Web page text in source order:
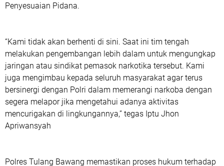
Penyesuaian Pidana.
“Kami tidak akan berhenti di sini. Saat ini tim tengah
melakukan pengembangan lebih dalam untuk mengungkap
jaringan atau sindikat pemasok narkotika tersebut. Kami
juga mengimbau kepada seluruh masyarakat agar terus
bersinergi dengan Polri dalam memerangi narkoba dengan
segera melapor jika mengetahui adanya aktivitas
mencurigakan di lingkungannya,” tegas Iptu Jhon
Apriwansyah
Polres Tulang Bawang memastikan proses hukum terhadap